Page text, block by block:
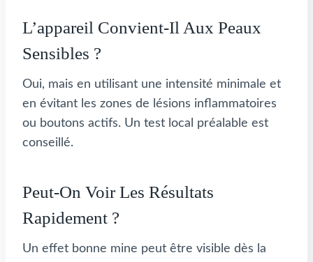
L’appareil Convient-Il Aux Peaux
Sensibles ?
Oui, mais en utilisant une intensité minimale et
en évitant les zones de lésions inflammatoires
ou boutons actifs. Un test local préalable est
conseillé.
Peut-On Voir Les Résultats
Rapidement ?
Un effet bonne mine peut être visible dès la